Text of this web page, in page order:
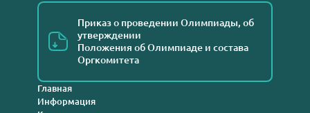
Приказ о проведении Олимпиады, об
утверждении
Положения об Олимпиаде и состава
Оргкомитета
Главная
Информация